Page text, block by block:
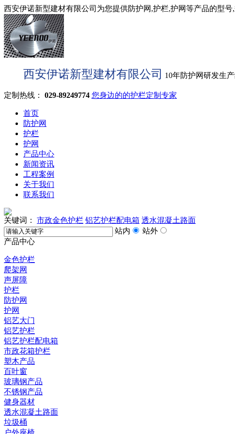
西安伊诺新型建材有限公司为您提供防护网,护栏,护网等产品的型
西安伊诺新型建材有限公司 10年防护网研发生
定制热线： 029-89249774 您身边的的护栏定制专家
首页
防护网
护栏
护网
产品中心
新闻资讯
工程案例
关于我们
联系我们
关键词： 市政金色护栏 铝艺护栏配电箱 透水混凝土路面
站内
站外
产品中心
金色护栏
爬架网
声屏障
护栏
防护网
护网
铝艺大门
铝艺护栏
铝艺护栏配电箱
市政花箱护栏
塑木产品
百叶窗
玻璃钢产品
不锈钢产品
健身器材
透水混凝土路面
垃圾桶
户外座椅